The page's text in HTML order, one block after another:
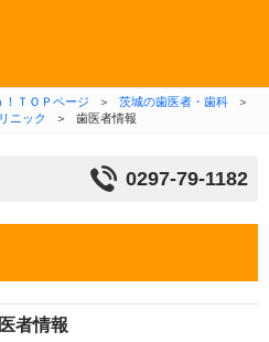
コンテンツへ移動
ＴＯＰページ ＞ 茨城の歯医者・歯科
＞
ニック ＞ 歯医者情報
0297-79-1182
者情報